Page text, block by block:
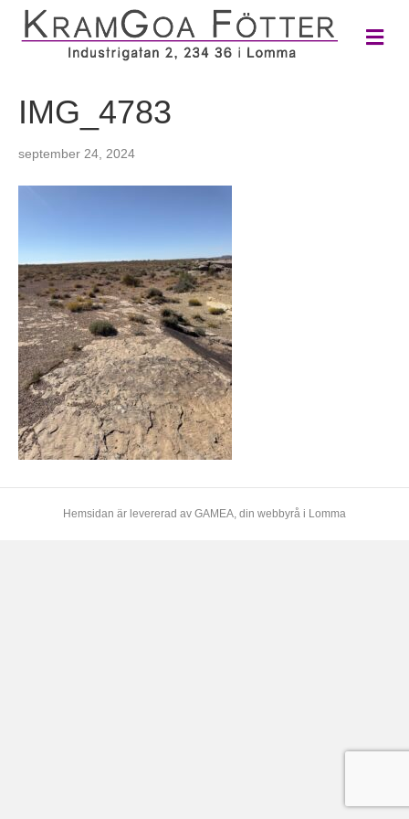
M
e
IMG_4783
september 24, 2024
Hemsidan är levererad av GAMEA, din webbyrå i Lomma